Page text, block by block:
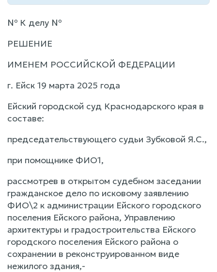
№ К делу №
РЕШЕНИЕ
ИМЕНЕМ РОССИЙСКОЙ ФЕДЕРАЦИИ
г. Ейск 19 марта 2025 года
Ейский городской суд Краснодарского края в
составе:
председательствующего судьи Зубковой Я.С.,
при помощнике ФИО1,
рассмотрев в открытом судебном заседании
гражданское дело по исковому заявлению
ФИО\2 к администрации Ейского городского
поселения Ейского района, Управлению
архитектуры и градостроительства Ейского
городского поселения Ейского района о
сохранении в реконструированном виде
нежилого здания,-